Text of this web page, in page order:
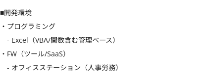
■開発環境
・プログラミング
- Excel（VBA/関数含む管理ベース）
・FW（ツール/SaaS）
- オフィスステーション（人事労務）